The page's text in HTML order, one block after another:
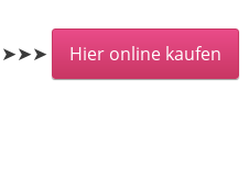
➤➤➤ Hier online kaufen